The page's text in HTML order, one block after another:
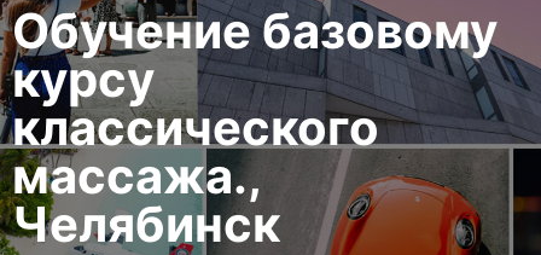
Обучение базовому
курсу
классического
массажа.,
Челябинск